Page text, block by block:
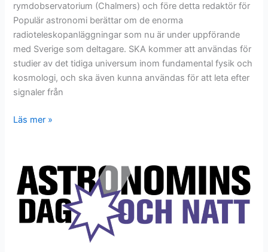
rymdobservatorium (Chalmers) och före detta redaktör för
Populär astronomi berättar om de enorma
radioteleskopanläggningar som nu är under uppförande
med Sverige som deltagare. SKA kommer att användas för
studier av det tidiga universum inom fundamental fysik och
kosmologi, och ska även kunna användas för att leta efter
signaler från
Halmstad
teleskopen
Afrika
och
Läs mer »